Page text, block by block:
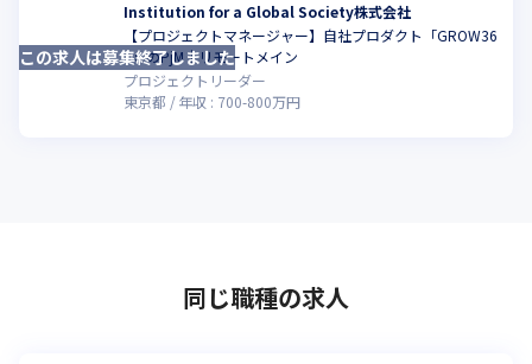
Institution for a Global Society株式会社
【プロジェクトマネージャー】自社プロダクト「GROW36
0」のPjM｜リモートメイン
プロジェクトリーダー
東京都
年収 : 700-800万円
この求人は募集終了しました
同じ職種の求人